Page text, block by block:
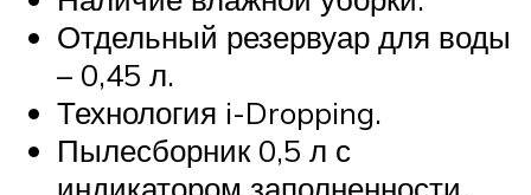
Отдельный резервуар для воды
– 0,45 л.
Технология i-Dropping.
Пылесборник 0,5 л с